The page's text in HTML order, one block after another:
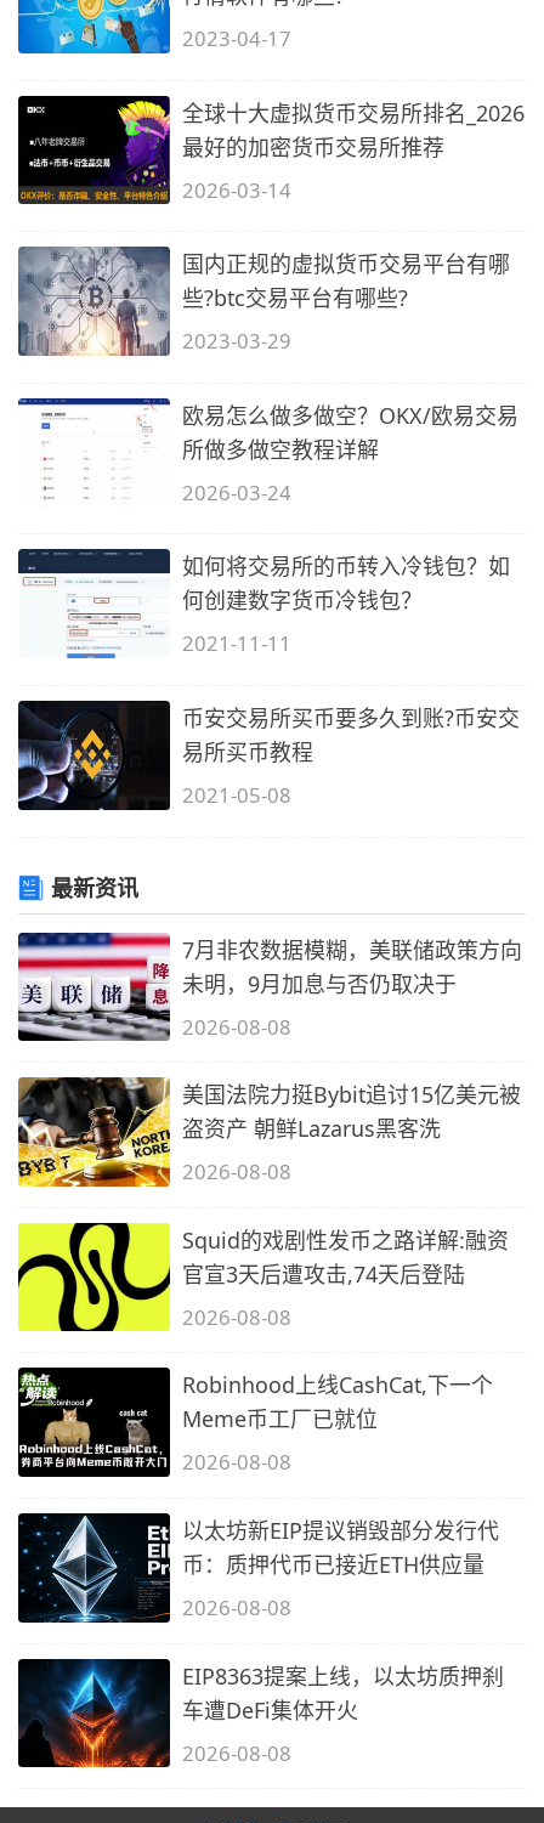
2023-04-17
全球十大虚拟货币交易所排名_2026
最好的加密货币交易所推荐
2026-03-14
国内正规的虚拟货币交易平台有哪
些?btc交易平台有哪些?
2023-03-29
欧易怎么做多做空？OKX/欧易交易
所做多做空教程详解
2026-03-24
如何将交易所的币转入冷钱包？如
何创建数字货币冷钱包？
2021-11-11
币安交易所买币要多久到账?币安交
易所买币教程
2021-05-08
最新资讯
7月非农数据模糊，美联储政策方向
未明，9月加息与否仍取决于
2026-08-08
美国法院力挺Bybit追讨15亿美元被
盗资产 朝鲜Lazarus黑客洗
2026-08-08
Squid的戏剧性发币之路详解:融资
官宣3天后遭攻击,74天后登陆
2026-08-08
Robinhood上线CashCat,下一个
Meme币工厂已就位
2026-08-08
以太坊新EIP提议销毁部分发行代
币：质押代币已接近ETH供应量
2026-08-08
EIP8363提案上线，以太坊质押刹
车遭DeFi集体开火
2026-08-08